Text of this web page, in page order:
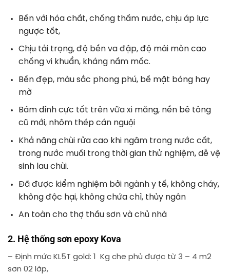
Bền với hóa chất, chống thấm nước, chịu áp lực
ngược tốt,
Chịu tải trọng, độ bền va đập, độ mài mòn cao
chống vi khuẩn, kháng nấm mốc.
Bền đẹp, màu sắc phong phú, bề mặt bóng hay
mờ
Bám dính cực tốt trên vữa xi măng, nền bê tông
cũ mới, nhôm thép cán nguội
Khả năng chùi rửa cao khi ngâm trong nước cất,
trong nước muối trong thời gian thử nghiệm, dễ vệ
sinh lau chùi.
Đã được kiểm nghiệm bởi ngành y tế, không cháy,
không độc hại, không chứa chì, thủy ngân
An toàn cho thợ thầu sơn và chủ nhà
2. Hệ thống sơn epoxy Kova
– Định mức KL5T gold: 1 Kg che phủ được từ 3 – 4 m2
sơn 02 lớp,